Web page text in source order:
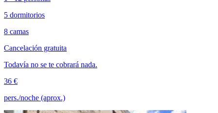
5 dormitorios
8 camas
Cancelación gratuita
Todavía no se te cobrará nada.
36 €
pers./noche (aprox.)